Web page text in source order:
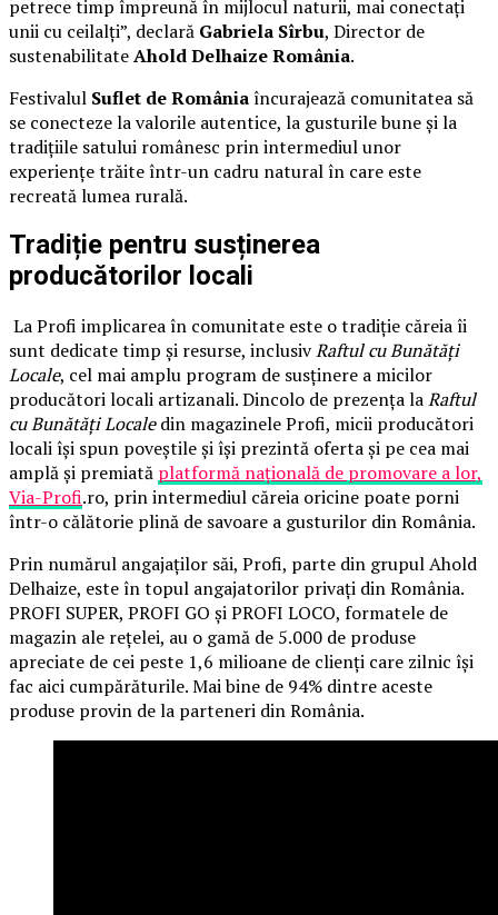
petrece timp împreună în mijlocul naturii, mai conectați
unii cu ceilalți”, declară Gabriela Sîrbu, Director de
sustenabilitateAhold Delhaize România.
Festivalul Suflet de Româniaîncurajează comunitatea să
se conecteze la valorile autentice, la gusturile bune și la
tradițiile satului românesc prin intermediul unor
experiențe trăite într-un cadru natural în care este
recreată lumea rurală.
Tradiție pentru susținerea
producătorilor locali
La Profi implicarea în comunitate este o tradiție căreia îi
sunt dedicate timp și resurse, inclusivRaftul cu Bunătăți
Locale, cel mai amplu program de susținere a micilor
producători locali artizanali. Dincolo de prezența laRaftul
cu Bunătăți Localedin magazinele Profi, micii producători
locali își spun poveștile și își prezintă oferta și pe cea mai
amplă și premiată platformă națională de promovare a lor,
Via-Profi.ro, prin intermediul căreia oricine poate porni
într-o călătorie plină de savoare a gusturilor din România.
Prin numărul angajaților săi, Profi, parte din grupul Ahold
Delhaize, este în topul angajatorilor privați din România.
PROFI SUPER, PROFI GO și PROFI LOCO, formatele de
magazin ale rețelei, au o gamă de 5.000 de produse
apreciate de cei peste 1,6 milioane de clienți care zilnic își
fac aici cumpărăturile. Mai bine de 94% dintre aceste
produse provin de la parteneri din România.